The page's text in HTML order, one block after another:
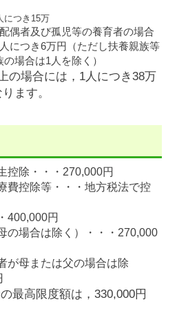
につき15万
偶者及び孤児等の養育者の場合
につき6万円（ただし扶養親族等
場合は1人を除く）
の場合には，1人につき38万
ます。
控除・・・270,000円
費控除等・・・地方税法で控
400,000円
の場合は除く）・・・270,000
が母または父の場合は除
最高限度額は，330,000円